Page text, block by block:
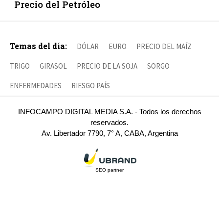
Precio del Petróleo
Temas del día: DÓLAR EURO PRECIO DEL MAÍZ
TRIGO GIRASOL PRECIO DE LA SOJA SORGO
ENFERMEDADES RIESGO PAÍS
INFOCAMPO DIGITAL MEDIA S.A. - Todos los derechos
reservados.
Av. Libertador 7790, 7° A, CABA, Argentina
SEO partner